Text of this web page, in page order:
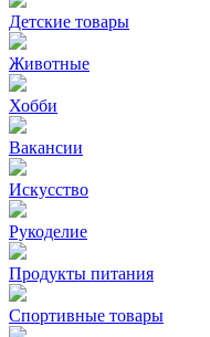
Детские товары
Животные
Хобби
Вакансии
Искусство
Рукоделие
Продукты питания
Спортивные товары